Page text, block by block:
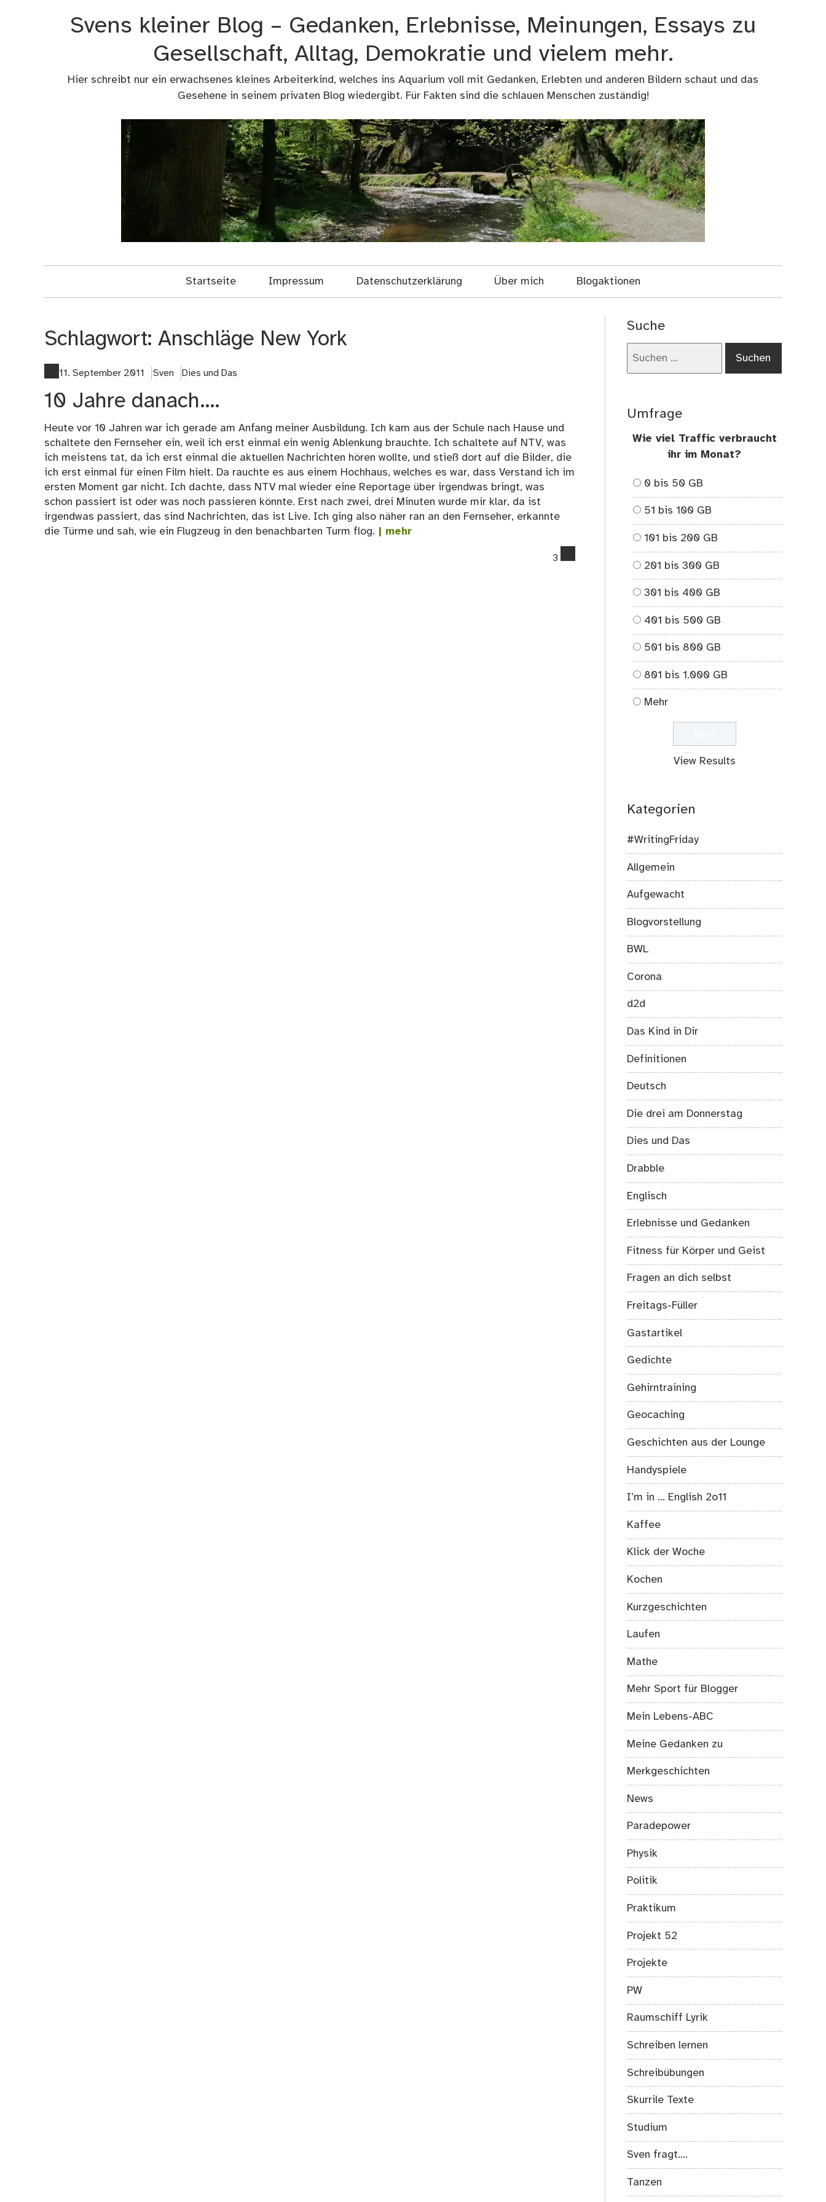
Svens kleiner Blog – Gedanken, Erlebnisse, Meinungen, Essays zu
Gesellschaft, Alltag, Demokratie und vielem mehr.
Hier schreibt nur ein erwachsenes kleines Arbeiterkind, welches ins Aquarium voll mit Gedanken, Erlebten und anderen Bildern schaut und das
Gesehene in seinem privaten Blog wiedergibt. Für Fakten sind die schlauen Menschen zuständig!
Startseite Impressum Datenschutzerklärung Über mich Blogaktionen
Schlagwort: Anschläge New York
11. September 2011 Sven Dies und Das
10 Jahre danach….
Heute vor 10 Jahren war ich gerade am Anfang meiner Ausbildung. Ich kam aus der Schule nach Hause und
schaltete den Fernseher ein, weil ich erst einmal ein wenig Ablenkung brauchte. Ich schaltete auf NTV, was
ich meistens tat, da ich erst einmal die aktuellen Nachrichten hören wollte, und stieß dort auf die Bilder, die
ich erst einmal für einen Film hielt. Da rauchte es aus einem Hochhaus, welches es war, dass Verstand ich im
ersten Moment gar nicht. Ich dachte, dass NTV mal wieder eine Reportage über irgendwas bringt, was
schon passiert ist oder was noch passieren könnte. Erst nach zwei, drei Minuten wurde mir klar, da ist
irgendwas passiert, das sind Nachrichten, das ist Live. Ich ging also näher ran an den Fernseher, erkannte
die Türme und sah, wie ein Flugzeug in den benachbarten Turm flog. | mehr
3
Suche
Umfrage
Wie viel Traffic verbraucht
ihr im Monat?
0 bis 50 GB
51 bis 100 GB
101 bis 200 GB
201 bis 300 GB
301 bis 400 GB
401 bis 500 GB
501 bis 800 GB
801 bis 1.000 GB
Mehr
View Results
Kategorien
#WritingFriday
Allgemein
Aufgewacht
Blogvorstellung
BWL
Corona
d2d
Das Kind in Dir
Definitionen
Deutsch
Die drei am Donnerstag
Dies und Das
Drabble
Englisch
Erlebnisse und Gedanken
Fitness für Körper und Geist
Fragen an dich selbst
Freitags-Füller
Gastartikel
Gedichte
Gehirntraining
Geocaching
Geschichten aus der Lounge
Handyspiele
I’m in … English 2o11
Kaffee
Klick der Woche
Kochen
Kurzgeschichten
Laufen
Mathe
Mehr Sport für Blogger
Mein Lebens-ABC
Meine Gedanken zu
Merkgeschichten
News
Paradepower
Physik
Politik
Praktikum
Projekt 52
Projekte
PW
Raumschiff Lyrik
Schreiben lernen
Schreibübungen
Skurrile Texte
Studium
Sven fragt….
Tanzen